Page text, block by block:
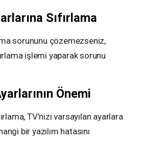
Sıfırlama
sorununu çözemezseniz,
işlemi yaparak sorunu
Önemi
TV’nizi varsayılan ayarlara
bir yazılım hatasını